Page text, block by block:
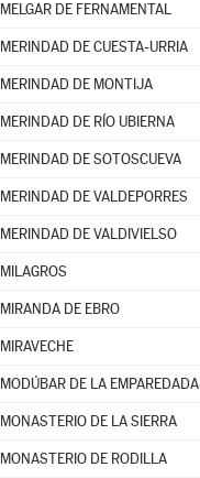
MELGAR DE FERNAMENTAL
MERINDAD DE CUESTA-URRIA
MERINDAD DE MONTIJA
MERINDAD DE RÍO UBIERNA
MERINDAD DE SOTOSCUEVA
MERINDAD DE VALDEPORRES
MERINDAD DE VALDIVIELSO
MILAGROS
MIRANDA DE EBRO
MIRAVECHE
MODÚBAR DE LA EMPAREDADA
MONASTERIO DE LA SIERRA
MONASTERIO DE RODILLA